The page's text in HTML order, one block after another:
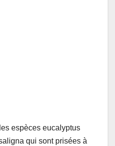
espèces eucalyptus
qui sont prisées à